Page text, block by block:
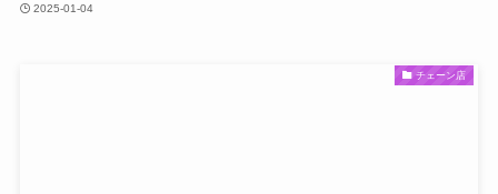
2025-01-04
チェーン店